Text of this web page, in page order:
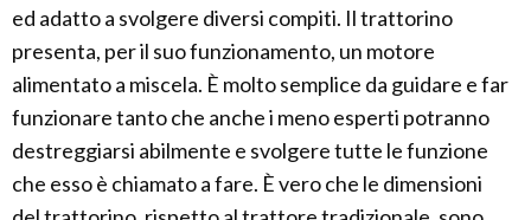
ed adatto a svolgere diversi compiti. Il trattorino
presenta, per il suo funzionamento, un motore
alimentato a miscela. È molto semplice da guidare e far
funzionare tanto che anche i meno esperti potranno
destreggiarsi abilmente e svolgere tutte le funzione
che esso è chiamato a fare. È vero che le dimensioni